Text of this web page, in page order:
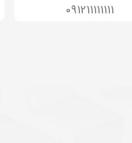
091211111111